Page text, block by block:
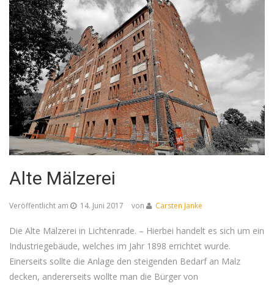
Alte Mälzerei
Veröffentlicht am 14. Juni 2017 von Carsten Janke
Die Alte Mälzerei in Lichtenrade. – Hierbei handelt es sich um ein
Industriegebäude, welches im Jahr 1898 errichtet wurde.
Einerseits sollte die Anlage den steigenden Bedarf an Malz
decken, andererseits wollte man die Bürger von